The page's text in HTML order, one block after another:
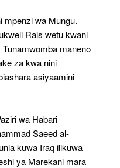
mpenzi wa Mungu.
Rais wetu kwani
maneno
za kwa nini
asiyaamini
wa Habari
Saeed al-
kuwa Iraq ilikuwa
ya Marekani mara